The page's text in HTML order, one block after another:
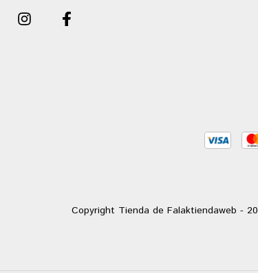
Copyright Tienda de Falaktiendaweb -